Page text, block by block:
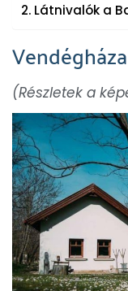
Látnivalók a
(Részletek a